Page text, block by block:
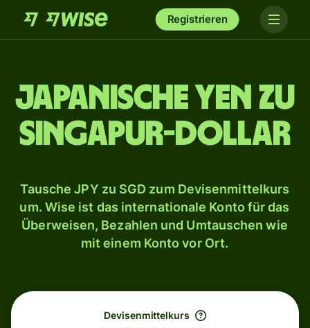
Registrieren
Japanische Yen zu
Singapur-Dollar
Tausche JPY zu SGD zum Devisenmittelkurs
um. Wise ist das internationale Konto für das
Überweisen, Bezahlen und Umtauschen wie
mit einem Konto vor Ort.
Devisenmittelkurs